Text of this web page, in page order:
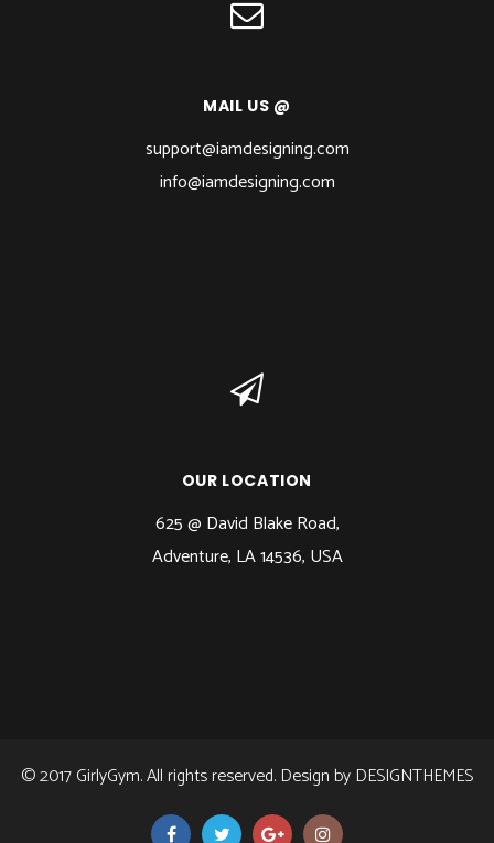
MAIL US @
support@iamdesigning.com
info@iamdesigning.com
OUR LOCATION
625 @ David Blake Road,
Adventure, LA 14536, USA
© 2017 GirlyGym. All rights reserved. Design by DESIGNTHEMES